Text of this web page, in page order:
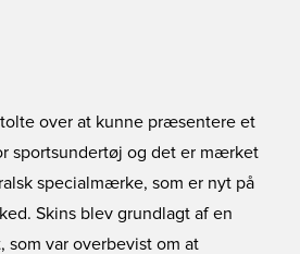
over at kunne præsentere et
sportsundertøj og det er mærket
specialmærke, som er nyt på
Skins blev grundlagt af en
som var overbevist om at